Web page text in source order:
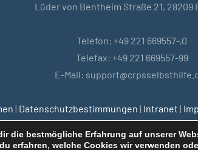
Lüder von Bentheim Straße 21, 28209
Telefon: +49 221 669557-,0
Telefax: +49 221 669557-99
E-Mail:
| Datenschutzbestimmungen | Intranet |
die bestmögliche Erfahrung auf unserer
erfahren, welche Cookies wir verwenden